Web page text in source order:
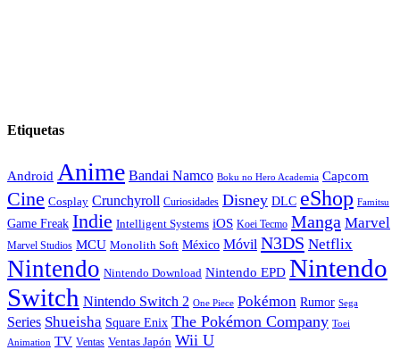
Etiquetas
Android Anime Bandai Namco Boku no Hero Academia Capcom
Cine Cosplay Crunchyroll Curiosidades Disney DLC eShop Famitsu
Game Freak Indie Intelligent Systems iOS Koei Tecmo Manga Marvel
Marvel Studios MCU Monolith Soft México Móvil N3DS Netflix
Nintendo Nintendo Download Nintendo EPD Nintendo
Switch Nintendo Switch 2 One Piece Pokémon Rumor Sega
Series Shueisha Square Enix The Pokémon Company Toei
Animation TV Ventas Ventas Japón Wii U